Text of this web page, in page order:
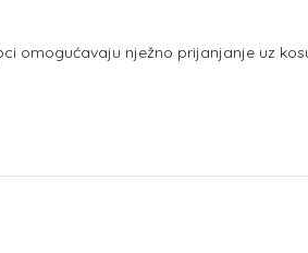
omogućavaju nježno prijanjanje uz